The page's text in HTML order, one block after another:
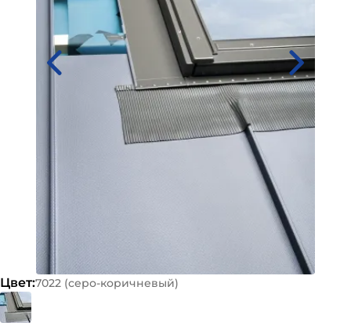
Цвет:7022 (серо-коричневый)